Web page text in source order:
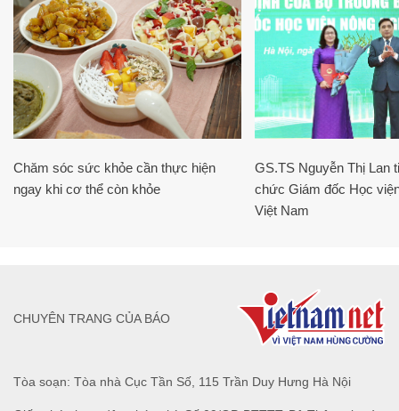
Chăm sóc sức khỏe cần thực hiện
ngay khi cơ thể còn khỏe
GS.TS Nguyễn Thị Lan
chức Giám đốc Học
Việt Nam
Tòa soạn: Tòa nhà Cục Tần Số, 115 Trần Duy Hưng Hà Nội
CHUYÊN TRANG CỦA BÁO